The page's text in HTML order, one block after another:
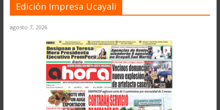
Edición Impresa Ucayali
agosto 7, 2026